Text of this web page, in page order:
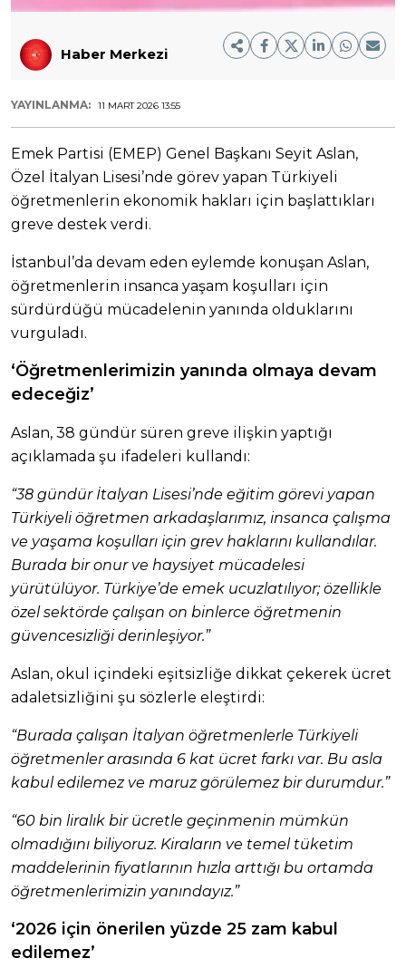
Haber Merkezi
YAYINLANMA: 11 MART 2026 13:55
Emek Partisi (EMEP) Genel Başkanı Seyit Aslan,
Özel İtalyan Lisesi’nde görev yapan Türkiyeli
öğretmenlerin ekonomik hakları için başlattıkları
greve destek verdi.
İstanbul’da devam eden eylemde konuşan Aslan,
öğretmenlerin insanca yaşam koşulları için
sürdürdüğü mücadelenin yanında olduklarını
vurguladı.
‘Öğretmenlerimizin yanında olmaya devam
edeceğiz’
Aslan, 38 gündür süren greve ilişkin yaptığı
açıklamada şu ifadeleri kullandı:
“38 gündür İtalyan Lisesi’nde eğitim görevi yapan
Türkiyeli öğretmen arkadaşlarımız, insanca çalışma
ve yaşama koşulları için grev haklarını kullandılar.
Burada bir onur ve haysiyet mücadelesi
yürütülüyor. Türkiye’de emek ucuzlatılıyor; özellikle
özel sektörde çalışan on binlerce öğretmenin
güvencesizliği derinleşiyor.”
Aslan, okul içindeki eşitsizliğe dikkat çekerek ücret
adaletsizliğini şu sözlerle eleştirdi:
“Burada çalışan İtalyan öğretmenlerle Türkiyeli
öğretmenler arasında 6 kat ücret farkı var. Bu asla
kabul edilemez ve maruz görülemez bir durumdur.”
“60 bin liralık bir ücretle geçinmenin mümkün
olmadığını biliyoruz. Kiraların ve temel tüketim
maddelerinin fiyatlarının hızla arttığı bu ortamda
öğretmenlerimizin yanındayız.”
‘2026 için önerilen yüzde 25 zam kabul
edilemez’